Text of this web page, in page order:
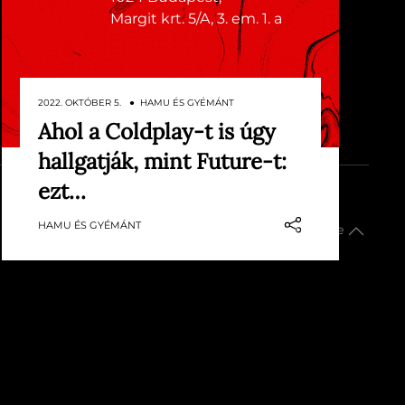
Manapság minden egyes héten
követhetetlenül sok zene jelenik
meg világszerte. Éppen ezért
eligazodásban: minden héten
2022. OKTÓBER 5. ● HAMU ÉS GYÉMÁNT
Ahol a Coldplay-t is úgy
hallgatják, mint Future-t:
ezt…
HAMU ÉS GYÉMÁNT
Margit krt. 5/A, 3. em. 1. a
Lap tetejére